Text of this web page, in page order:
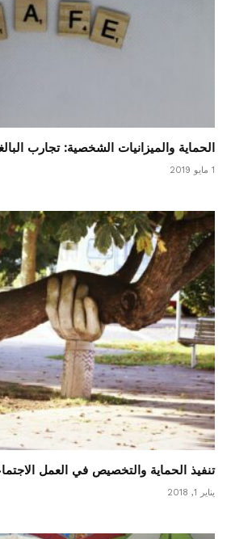
الحماية والميزانيات الشخصية: تجارب
1 مايو 2019
تنفيذ الحماية والتخصيص في العمل
يناير 1, 2018